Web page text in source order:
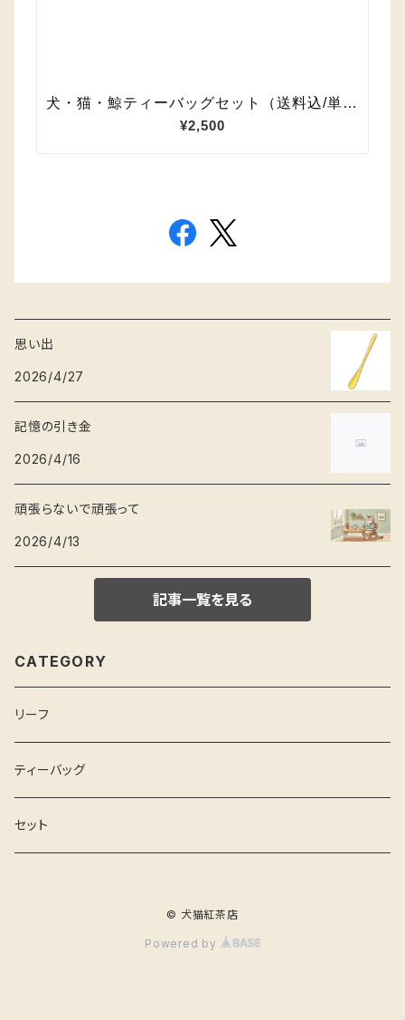
思い出
2026/4/27
記憶の引き金
2026/4/16
頑張らないで頑張って
2026/4/13
記事一覧を見る
CATEGORY
リーフ
ティーバッグ
セット
© 犬猫紅茶店
Powered by